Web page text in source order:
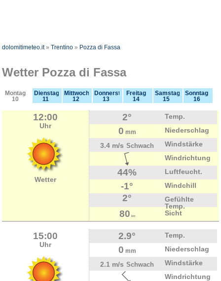
dolomitimeteo.it»Trentino » Pozza di Fassa
Wetter Pozza di Fassa
Montag
10
Dienstag
11
Mittwoch
12
Donnerstag
13
Freitag
14
Samstag
15
Sonntag
16
12:00
Uhr
Wetter
2° Temp.
0 mm
Niederschlag
3.4 m/s Schwach
Windstärke
Windrichtung
44% Luftfeucht.
-1° Windchill
2°
Gefühlte
Temp.
80 km Sicht
15:00
Uhr
2.9° Temp.
0 mm
Niederschlag
2.1 m/s Schwach
Windstärke
Windrichtung